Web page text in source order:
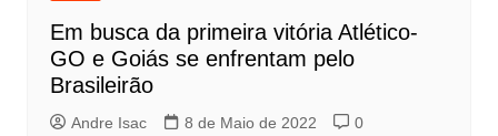
Em busca da primeira vitória Atlético-
GO e Goiás se enfrentam pelo
Brasileirão
Andre Isac 8 de Maio de 2022 0